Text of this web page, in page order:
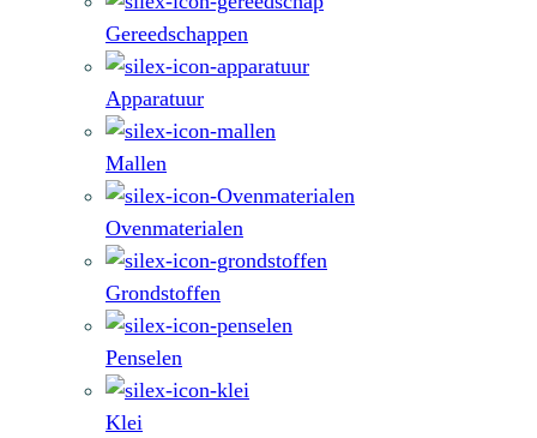
Gereedschappen
Apparatuur
Mallen
Ovenmaterialen
Grondstoffen
Penselen
Klei